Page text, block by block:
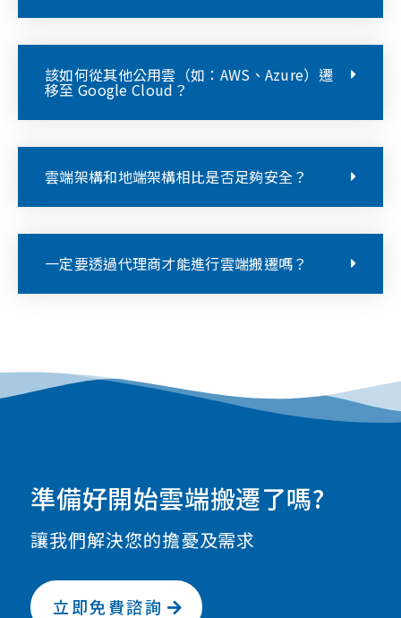
該如何從其他公用雲（如：AWS、Azure）遷
移至 Google Cloud？
雲端架構和地端架構相比是否足夠安全？
一定要透過代理商才能進行雲端搬遷嗎？
準備好開始雲端搬遷了嗎?
讓我們解決您的擔憂及需求
立即免費諮詢